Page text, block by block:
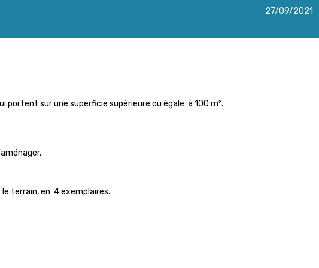
27/09/2021
sur une superficie supérieure ou égale à 100 m².
terrain, en 4 exemplaires.